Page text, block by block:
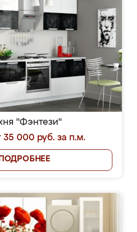
"Фэнтези"
35 000 руб. за п.м.
ПОДРОБНЕЕ